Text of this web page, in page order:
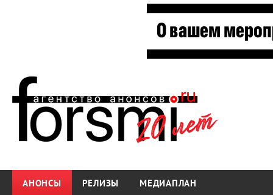
АНОНСЫ РЕЛИЗЫ МЕДИАПЛАН